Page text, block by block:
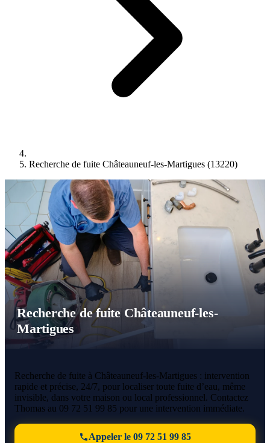
Recherche de fuite Châteauneuf-les-Martigues (13220)
Recherche de fuite Châteauneuf-les-
Martigues
Recherche de fuite à Châteauneuf-les-Martigues : intervention
rapide et précise, 24/7, pour localiser toute fuite d’eau, même
invisible, dans votre maison ou local professionnel. Contactez
Thomas au 09 72 51 99 85 pour une intervention immédiate.
Appeler le 09 72 51 99 85